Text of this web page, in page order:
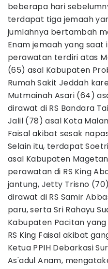
beberapa hari
terdapat tiga jemaah
jumlahnya bertambah
Enam jemaah yang saat
perawatan terdiri atas
(65) asal Kabupaten
Rumah Sakit Jeddah
Mutmainah Asari (64)
dirawat di RS Bandara
Jalil (78) asal Kota
Faisal akibat sesak
Selain itu, terdapat
asal Kabupaten
perawatan di RS King
jantung, Jetty Trisno
dirawat di RS Samir
paru, serta Sri Rahayu
Kabupaten Pacitan
RS King Faisal akibat
Ketua PPIH Debarkasi
As'adul Anam,